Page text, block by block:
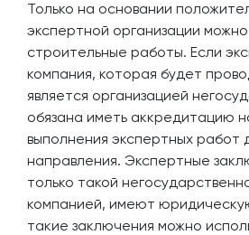
Только на основании
экспертной организации
строительные работы. Если
компания, которая будет
является организацией
обязана иметь аккредитацию
выполнения экспертных работ
направления. Экспертные
только такой
компанией, имеют
такие заключения можно